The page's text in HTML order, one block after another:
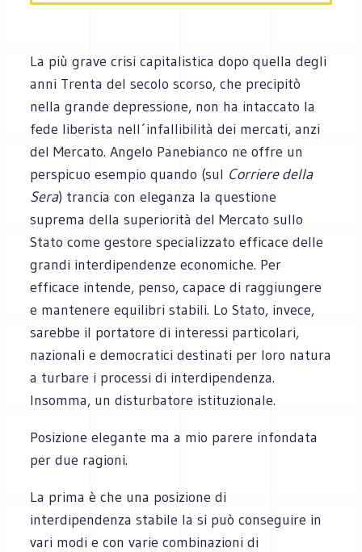
La più grave crisi capitalistica dopo quella degli
anni Trenta del secolo scorso, che precipitò
nella grande depressione, non ha intaccato la
fede liberista nell´infallibilità dei mercati, anzi
del Mercato. Angelo Panebianco ne offre un
perspicuo esempio quando (sul Corriere della
Sera) trancia con eleganza la questione
suprema della superiorità del Mercato sullo
Stato come gestore specializzato efficace delle
grandi interdipendenze economiche. Per
efficace intende, penso, capace di raggiungere
e mantenere equilibri stabili. Lo Stato, invece,
sarebbe il portatore di interessi particolari,
nazionali e democratici destinati per loro natura
a turbare i processi di interdipendenza.
Insomma, un disturbatore istituzionale.
Posizione elegante ma a mio parere infondata
per due ragioni.
La prima è che una posizione di
interdipendenza stabile la si può conseguire in
vari modi e con varie combinazioni di